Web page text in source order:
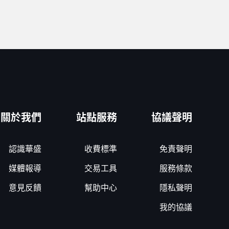
關於我們
認識華盛
媒體報導
意見反饋
站點服務
收費標準
交易工具
幫助中心
協議聲明
免責聲明
服務條款
隱私聲明
我的協議